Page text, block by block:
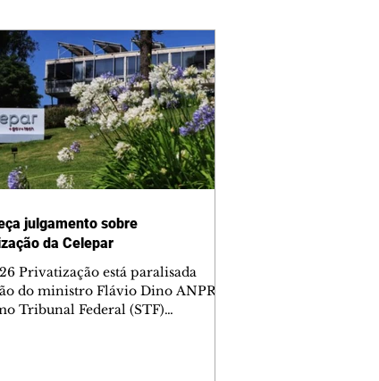
julgamento sobre
da Celepar
Privatização está paralisada
do ministro Flávio Dino ANPR
Tribunal Federal (STF)